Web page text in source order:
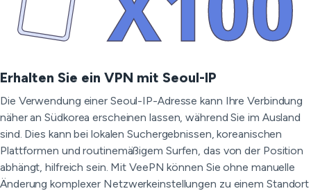
Erhalten Sie ein VPN mit Seoul-IP
Die Verwendung einer Seoul-IP-Adresse kann Ihre Verbindung
näher an Südkorea erscheinen lassen, während Sie im Ausland
sind. Dies kann bei lokalen Suchergebnissen, koreanischen
Plattformen und routinemäßigem Surfen, das von der Position
abhängt, hilfreich sein. Mit VeePN können Sie ohne manuelle
Änderung komplexer Netzwerkeinstellungen zu einem Standort